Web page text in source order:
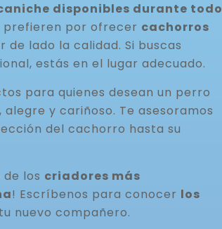
disponibles durante todo
prefieren por ofrecer cachorros
de lado la calidad. Si buscas
estás en el lugar adecuado.
para quienes desean un perro
y cariñoso. Te asesoramos
del cachorro hasta su
de los criadores más
! Escríbenos para conocer los
nuevo compañero.